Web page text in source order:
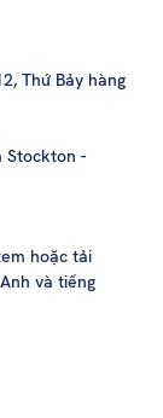
Thứ Bảy hàng
Stockton -
hoặc tải
và tiếng